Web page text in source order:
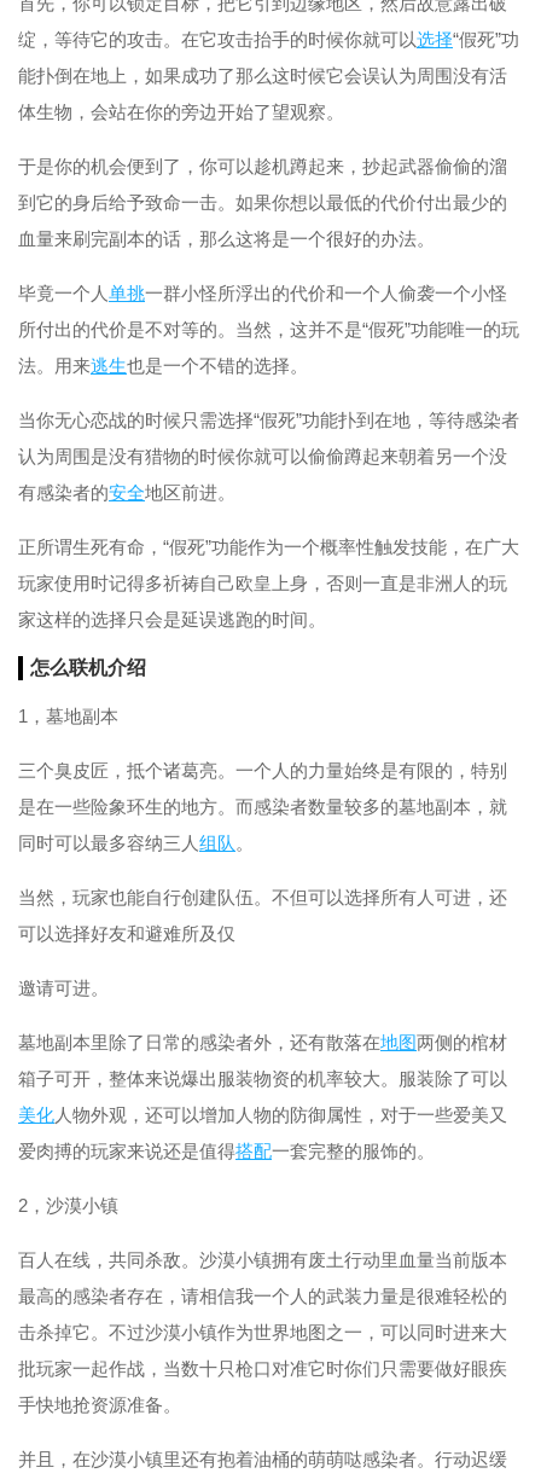
绽，等待它的攻击。在它攻击抬手的时候你就可以选择“假死”功
能扑倒在地上，如果成功了那么这时候它会误认为周围没有活
体生物，会站在你的旁边开始了望观察。
于是你的机会便到了，你可以趁机蹲起来，抄起武器偷偷的溜
到它的身后给予致命一击。如果你想以最低的代价付出最少的
血量来刷完副本的话，那么这将是一个很好的办法。
毕竟一个人 单挑一群小怪所浮出的代价和一个人偷袭一个小怪
所付出的代价是不对等的。当然，这并不是“假死”功能唯一的玩
法。用来逃生也是一个不错的选择。
当你无心恋战的时候只需选择“假死”功能扑到在地，等待感染者
认为周围是没有猎物的时候你就可以偷偷蹲起来朝着另一个没
有感染者的安全地区前进。
正所谓生死有命，“假死”功能作为一个概率性触发技能，在广大
玩家使用时记得多祈祷自己欧皇上身，否则一直是非洲人的玩
家这样的选择只会是延误逃跑的时间。
怎么联机介绍
1，墓地副本
三个臭皮匠，抵个诸葛亮。一个人的力量始终是有限的，特别
是在一些险象环生的地方。而感染者数量较多的墓地副本，就
同时可以最多容纳三人 组队 。
当然，玩家也能自行创建队伍。不但可以选择所有人可进，还
可以选择好友和避难所及仅
邀请可进。
墓地副本里除了日常的感染者外，还有散落在地图两侧的棺材
箱子可开，整体来说爆出服装物资的机率较大。服装除了可以
美化人物外观，还可以增加人物的防御属性，对于一些爱美又
爱肉搏的玩家来说还是值得搭配一套完整的服饰的。
2，沙漠小镇
百人在线，共同杀敌。沙漠小镇拥有废土行动里血量当前版本
最高的感染者存在，请相信我一个人的武装力量是很难轻松的
击杀掉它。不过沙漠小镇作为世界地图之一，可以同时进来大
批玩家一起作战，当数十只枪口对准它时你们只需要做好眼疾
手快地抢资源准备。
并且，在沙漠小镇里还有抱着油桶的萌萌哒感染者。行动迟缓